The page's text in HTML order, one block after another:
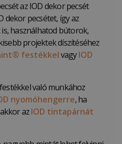
az IOD dekor pecsét
dekor pecsétet, így az
használhatod bútorok,
projektek díszítéséhez
festékkelvagyIOD
való munkához
nyomóhengerre, ha
azIOD tintapárnát